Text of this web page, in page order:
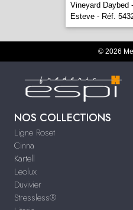
Vineyard Daybed -
Esteve - Réf.
© 2026
NOS COLLECTIONS
Ligne Roset
Cinna
Kartell
Leolux
Duvivier
Stressless®